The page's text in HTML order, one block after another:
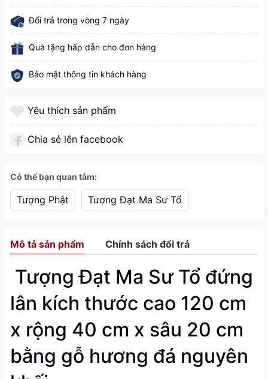
Đổi trả trong vòng 7 ngày
Quà tặng hấp dẫn cho đơn hàng
Bảo mật thông tin khách hàng
Yêu thích sản phẩm
Chia sẻ lên facebook
Có thể bạn quan tâm:
Tượng Phật Tượng Đạt Ma Sư Tổ
Mô tả sản phẩm Chính sách đổi trả
Tượng Đạt Ma Sư Tổ đứng
lân kích thước cao 120 cm
x rộng 40 cm x sâu 20 cm
bằng gỗ hương đá nguyên